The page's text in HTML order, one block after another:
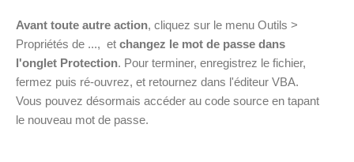
Avant toute autre action, cliquez sur le menu Outils >
Propriétés de ..., et changez le mot de passe dans
l'onglet Protection. Pour terminer, enregistrez le fichier,
fermez puis ré-ouvrez, et retournez dans l'éditeur VBA.
Vous pouvez désormais accéder au code source en tapant
le nouveau mot de passe.